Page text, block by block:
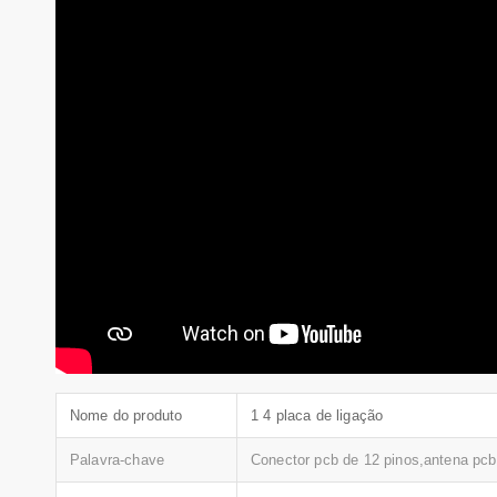
Nome do produto 1 4 placa de ligação
Palavra-chave Conector pcb de 12 pinos,antena